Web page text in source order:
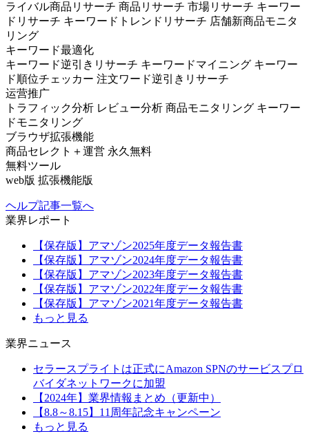
ライバル商品リサーチ 商品リサーチ 市場リサーチ キーワー
ドリサーチ キーワードトレンドリサーチ 店舗新商品モニタ
リング
キーワード最適化
キーワード逆引きリサーチ キーワードマイニング キーワー
ド順位チェッカー 注文ワード逆引きリサーチ
运营推广
トラフィック分析 レビュー分析 商品モニタリング キーワー
ドモニタリング
ブラウザ拡張機能
商品セレクト＋運営 永久無料
無料ツール
web版 拡張機能版
ヘルプ記事一覧へ
業界レポート
【保存版】アマゾン2025年度データ報告書
【保存版】アマゾン2024年度データ報告書
【保存版】アマゾン2023年度データ報告書
【保存版】アマゾン2022年度データ報告書
【保存版】アマゾン2021年度データ報告書
もっと見る
業界ニュース
セラースプライトは正式にAmazon SPNのサービスプロ
バイダネットワークに加盟
【2024年】業界情報まとめ（更新中）
【8.8～8.15】11周年記念キャンペーン
もっと見る